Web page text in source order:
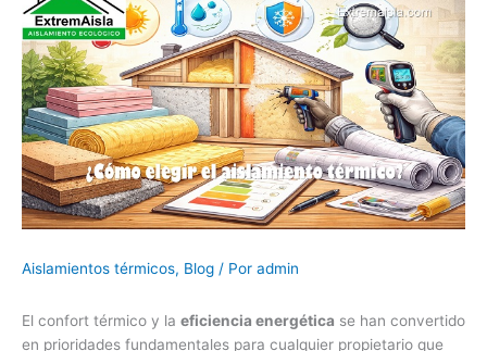
Aislamientos térmicos, Blog / Por admin
El confort térmico y la eficiencia energética se han convertido
en prioridades fundamentales para cualquier propietario que